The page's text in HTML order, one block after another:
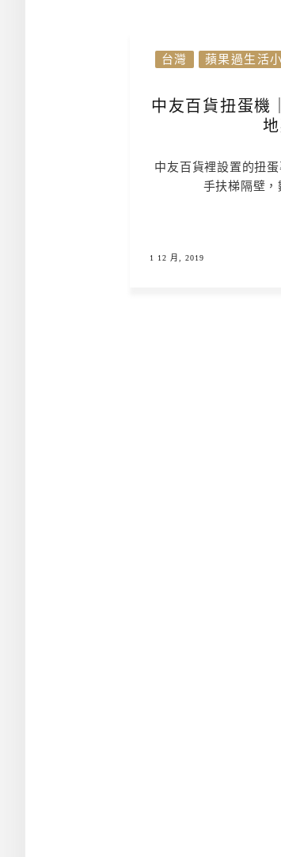
台灣 蘋果過生活
中友百貨扭蛋機
中友百貨裡設置的扭
手扶梯隔壁，
1 12 月, 2019